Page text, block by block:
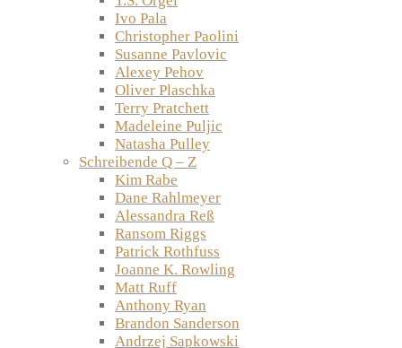
Ivo Pala
Christopher Paolini
Susanne Pavlovic
Alexey Pehov
Oliver Plaschka
Terry Pratchett
Madeleine Puljic
Natasha Pulley
Schreibende Q – Z
Kim Rabe
Dane Rahlmeyer
Alessandra Reß
Ransom Riggs
Patrick Rothfuss
Joanne K. Rowling
Matt Ruff
Anthony Ryan
Brandon Sanderson
Andrzej Sapkowski